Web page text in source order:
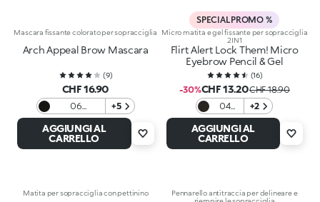
Mascara fissante colorato per sopracciglia
Arch Appeal Brow Mascara
(9)
CHF 16.90
06
Blackhaired
+5
AGGIUNGI AL
CARRELLO
SPECIAL PROMO %
Micro matita e gel fissante per sopracciglia
2IN1
Flirt Alert Lock Them! Micro
Eyebrow Pencil & Gel
(16)
-30%CHF 13.20CHF 18.90
04
Jet
Black
Mood
+2
AGGIUNGI AL
CARRELLO
Matita per sopracciglia con pettinino
Pennarello antitraccia per delineare e